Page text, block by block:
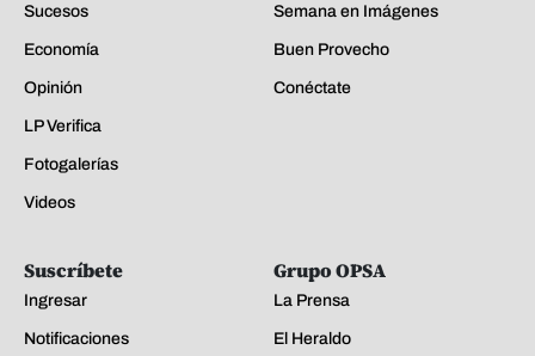
Sucesos
Economía
Opinión
LP Verifica
Fotogalerías
Videos
Semana en Imágenes
Buen Provecho
Conéctate
Suscríbete
Ingresar
Notificaciones
Grupo OPSA
La Prensa
El Heraldo